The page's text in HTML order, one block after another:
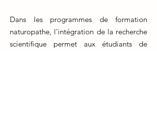
Dans les programmes de formation
naturopathe, l'intégration de la recherche
scientifique permet aux étudiants de